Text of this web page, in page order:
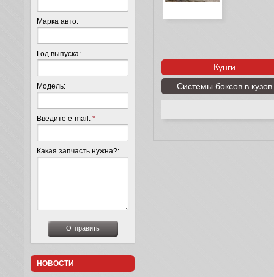
Кунги
Системы боксов в кузов
Марка авто:
Год выпуска:
Модель:
Введите e-mail: *
Какая запчасть нужна?:
НОВОСТИ